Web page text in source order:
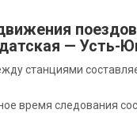
поездов
— Усть-
станциями
время следования